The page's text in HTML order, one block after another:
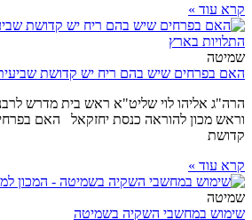
קרא עוד »
שמיטה
האם בפרחים שיש בהם ריח יש קדושת
הרה"ג אליהו לוי שליט"א ראש בית מדרש
וראש מכון להוראה כנסת יחזקאל האם
קדושת
קרא עוד »
שמיטה
שימוש במחשבי השקיה בשמיטה